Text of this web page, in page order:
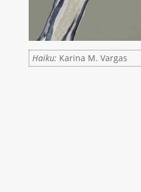
Haiku: Karina M. Vargas